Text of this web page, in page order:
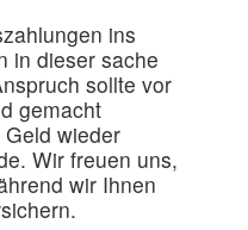
ins
in dieser sache
sollte vor
gemacht
wieder
Wir freuen uns,
wir Ihnen